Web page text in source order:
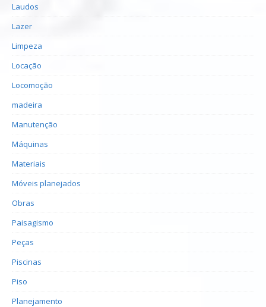
Laudos
Lazer
Limpeza
Locação
Locomoção
madeira
Manutenção
Máquinas
Materiais
Móveis planejados
Obras
Paisagismo
Peças
Piscinas
Piso
Planejamento